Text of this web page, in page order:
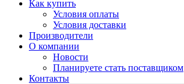
Как купить
Условия оплаты
Условия доставки
Производители
О компании
Новости
Планируете стать поставщиком
Контакты